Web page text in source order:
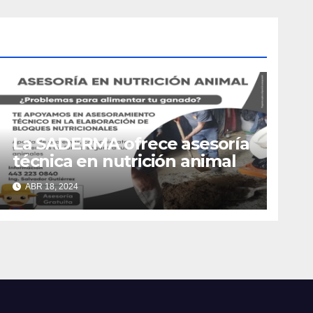
La SADERMA ofrece asesoría
técnica en nutrición animal
ABR 18, 2024